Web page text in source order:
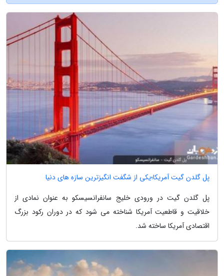
پل گلدن گیت آمریکا؛یکی از شگفت انگیزترین سازه های دنیا
پل گلدن گیت در ورودی خلیج سانفرانسیسکو به عنوان نمادی از
خلاقیت و قاطعیت آمریکا شناخته می شود که در دوران رکود بزرگ
اقتصادی آمریکا ساخته شد.